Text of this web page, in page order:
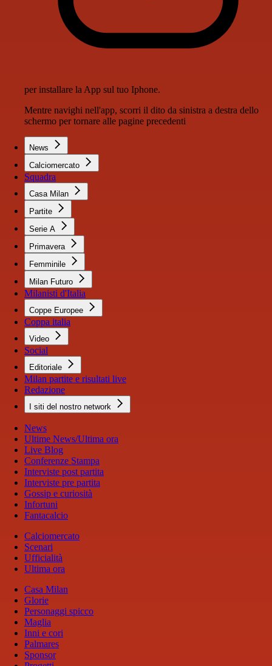
per installare la App sul tuo Iphone.
Mentre navighi nell'app, scorri il dito da sinistra a destra dello
schermo per tornare alle pagine precedenti
News
Calciomercato
Squadra
Casa Milan
Partite
Serie A
Primavera
Femminile
Milan Futuro
Milanisti d'Italia
Coppe Europee
Coppa italia
Video
Social
Editoriale
Milan partite e risultati live
Redazione
I siti del nostro network
News
Ultime News/Ultima ora
Live Blog
Conferenze Stampa
Interviste post partita
Interviste pre partita
Gossip e curiosità
Infortuni
Fantacalcio
Calciomercato
Scenari
Ufficialità
Ultima ora
Casa Milan
Glorie
Personaggi spicco
Maglia
Inni e cori
Palmares
Sponsor